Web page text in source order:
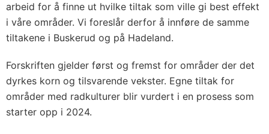
arbeid for å finne ut hvilke tiltak som ville gi best effekt
i våre områder. Vi foreslår derfor å innføre de samme
tiltakene i Buskerud og på Hadeland.
Forskriften gjelder først og fremst for områder der det
dyrkes korn og tilsvarende vekster. Egne tiltak for
områder med radkulturer blir vurdert i en prosess som
starter opp i 2024.